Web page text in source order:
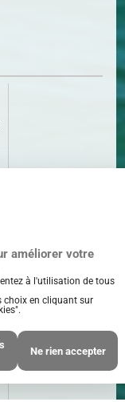
PIÈCE(S)3
améliorer votre
à l'utilisation de tous
choix en cliquant sur
Ne rien accepter